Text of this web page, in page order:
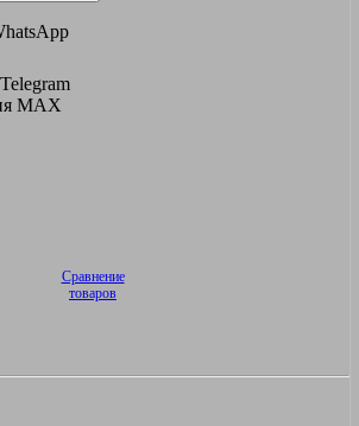
MAX
Сравнение
товаров